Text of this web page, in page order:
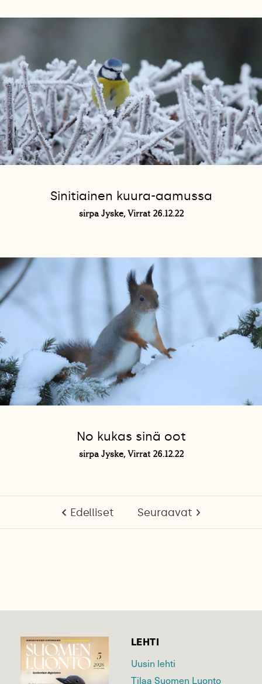
Sinitiainen kuura-aamussa
sirpa Jyske, Virrat 26.12.22
No kukas sinä oot
sirpa Jyske, Virrat 26.12.22
Edelliset Seuraavat
LEHTI
Uusin lehti
Tilaa Suomen Luonto